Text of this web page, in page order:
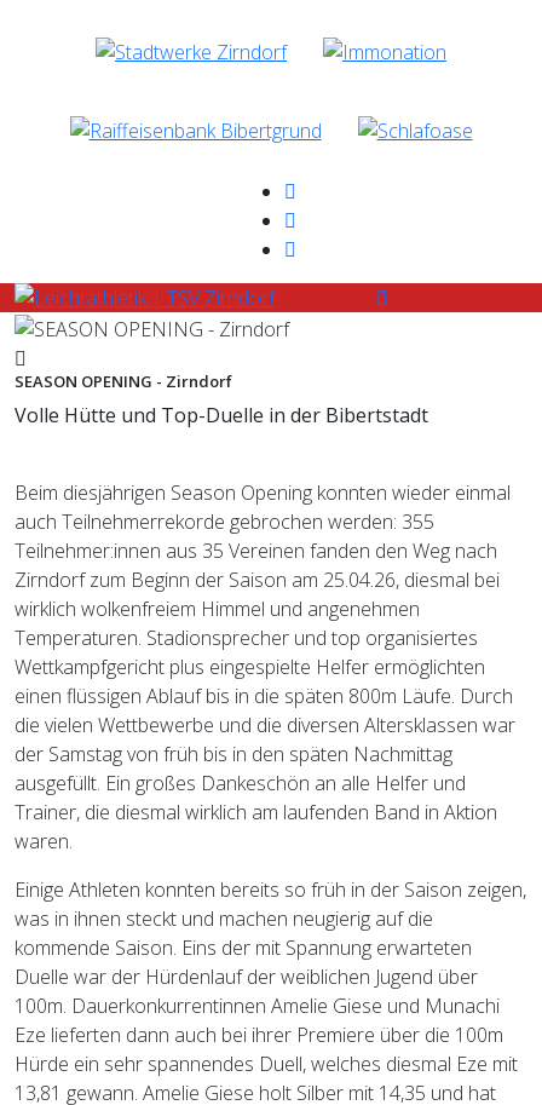
SEASON OPENING - Zirndorf
Volle Hütte und Top-Duelle in der Bibertstadt
Beim diesjährigen Season Opening konnten wieder einmal
auch Teilnehmerrekorde gebrochen werden: 355
Teilnehmer:innen aus 35 Vereinen fanden den Weg nach
Zirndorf zum Beginn der Saison am 25.04.26, diesmal bei
wirklich wolkenfreiem Himmel und angenehmen
Temperaturen. Stadionsprecher und top organisiertes
Wettkampfgericht plus eingespielte Helfer ermöglichten
einen flüssigen Ablauf bis in die späten 800m Läufe. Durch
die vielen Wettbewerbe und die diversen Altersklassen war
der Samstag von früh bis in den späten Nachmittag
ausgefüllt. Ein großes Dankeschön an alle Helfer und
Trainer, die diesmal wirklich am laufenden Band in Aktion
waren.
Einige Athleten konnten bereits so früh in der Saison zeigen,
was in ihnen steckt und machen neugierig auf die
kommende Saison. Eins der mit Spannung erwarteten
Duelle war der Hürdenlauf der weiblichen Jugend über
100m. Dauerkonkurrentinnen Amelie Giese und Munachi
Eze lieferten dann auch bei ihrer Premiere über die 100m
Hürde ein sehr spannendes Duell, welches diesmal Eze mit
13,81 gewann. Amelie Giese holt Silber mit 14,35 und hat